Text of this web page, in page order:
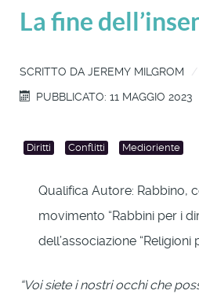
La fine
SCRITTO DA JEREMY MILGROM
PUBBLICATO: 11 MAGGIO 2023
Diritti Conflitti Medioriente
Qualifica Autore: Rabbino,
movimento “Rabbini per i
dell’associazione “Religioni
“Voi siete i nostri occhi che